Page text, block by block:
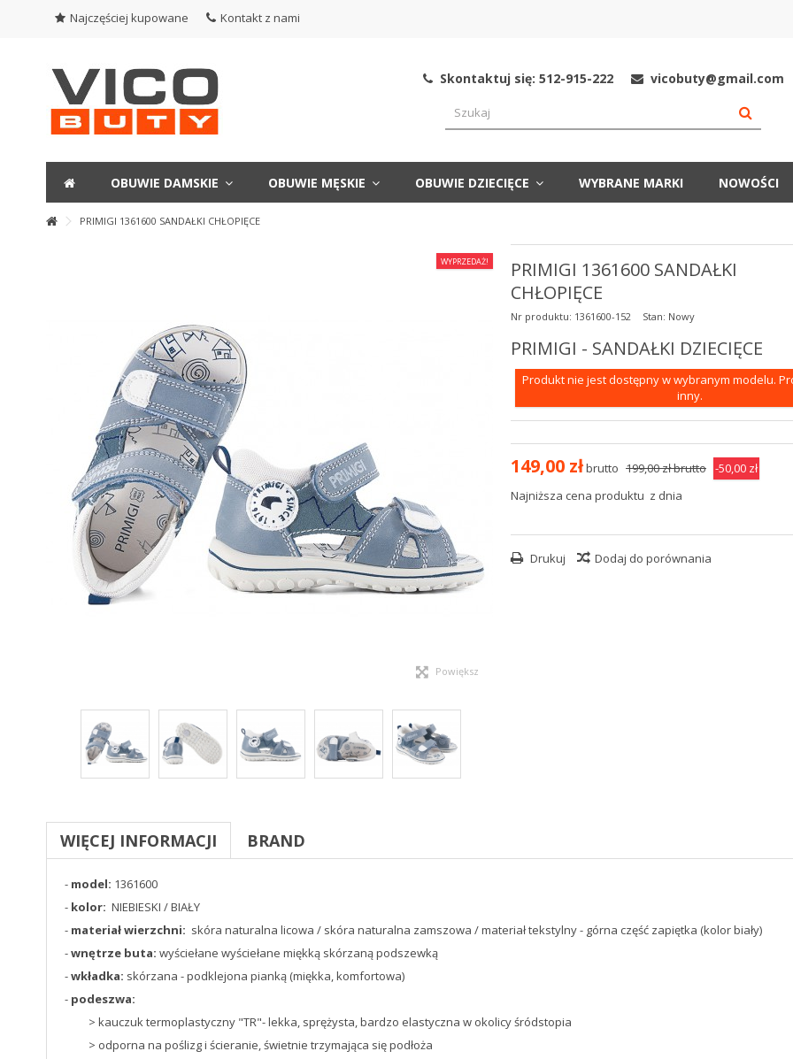
Najczęściej kupowane Kontakt z nami
Skontaktuj się: 512-915-222 vicobuty@gmail.com
OBUWIE DAMSKIE OBUWIE MĘSKIE OBUWIE DZIECIĘCE WYBRANE MARKI NOWOŚCI
PRIMIGI 1361600 SANDAŁKI CHŁOPIĘCE
WYPRZEDAŻ!
Powiększ
PRIMIGI 1361600 SANDAŁKI
CHŁOPIĘCE
Nr produktu: 1361600-152 Stan: Nowy
PRIMIGI - SANDAŁKI DZIECIĘCE
Produkt nie jest dostępny w wybranym modelu.
inny.
149,00 złbrutto 199,00 złbrutto -50,00 zł
Najniższa cena produktu z dnia
Drukuj Dodaj do porównania
WIĘCEJ INFORMACJI BRAND
- model: 1361600
- kolor: NIEBIESKI / BIAŁY
- materiał wierzchni: skóra naturalna licowa / skóra naturalna zamszowa / materiał tekstylny - górna część zapiętka (kolor biały)
-wnętrze buta: wyściełane wyściełane miękką skórzaną podszewką
-wkładka: skórzana - podklejona pianką (miękka, komfortowa)
- podeszwa:
> kauczuk termoplastyczny "TR"- lekka, sprężysta, bardzo elastyczna w okolicy śródstopia
> odporna na poślizg i ścieranie, świetnie trzymająca się podłoża